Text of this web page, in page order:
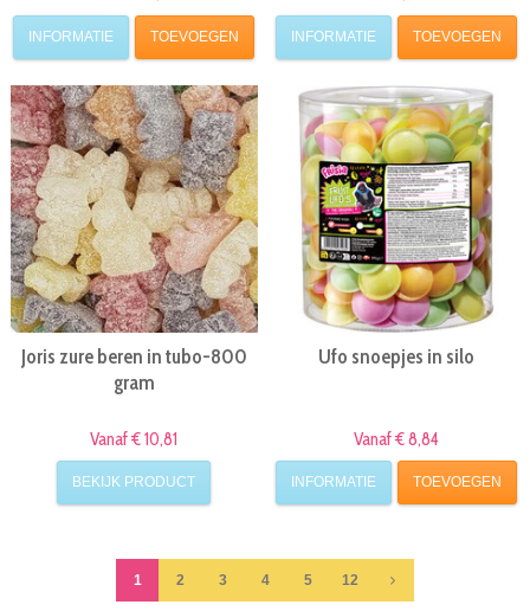
INFORMATIE TOEVOEGEN INFORMATIE TOEVOEGEN
Joris zure beren in tubo-800
gram
Vanaf € 10,81
BEKIJK PRODUCT
Ufo snoepjes in silo
Vanaf € 8,84
INFORMATIE TOEVOEGEN
1 2 3 4 5 12